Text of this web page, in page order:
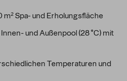
m² Spa- und Erholungsfläche
und Außenpool (28 °C) mit
Temperaturen und